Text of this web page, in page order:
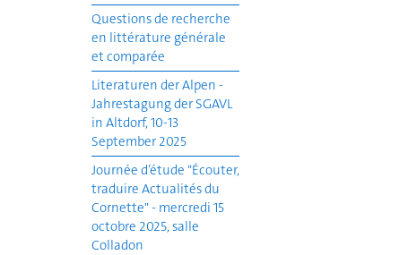
Questions de recherche
en littérature générale
et comparée
Literaturen der Alpen -
Jahrestagung der SGAVL
in Altdorf, 10-13
September 2025
Journée d’étude "Écouter,
traduire Actualités du
Cornette" - mercredi 15
octobre 2025, salle
Colladon